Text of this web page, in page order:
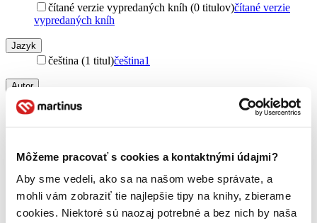
Môžeme pracovať s cookies a kontaktnými údajmi?
Aby sme vedeli, ako sa na našom webe správate, a
mohli vám zobraziť tie najlepšie tipy na knihy, zbierame
cookies. Niektoré sú naozaj potrebné a bez nich by naša
čítané verzie vypredaných kníh (0 titulov)čítané verzie
vypredaných kníh
Jazyk
čeština (1 titul)čeština1
Autor
Steffen Hartmann (1 titul) Steffen Hartmann1
Vydavateľstvo
Zoradiť